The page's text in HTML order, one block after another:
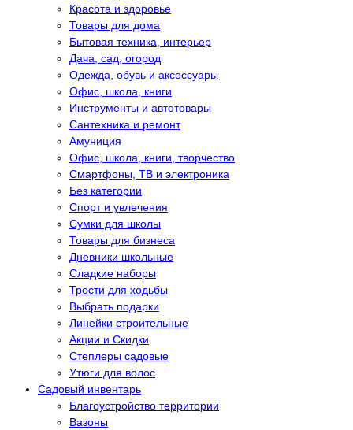
Красота и здоровье
Товары для дома
Бытовая техника, интерьер
Дача, сад, огород
Одежда, обувь и аксессуары
Офис, школа, книги
Инструменты и автотовары
Сантехника и ремонт
Амуниция
Офис, школа, книги, творчество
Смартфоны, ТВ и электроника
Без категории
Спорт и увлечения
Сумки для школы
Товары для бизнеса
Дневники школьные
Сладкие наборы
Трости для ходьбы
Выбрать подарки
Линейки строительные
Акции и Скидки
Степлеры садовые
Утюги для волос
Садовый инвентарь
Благоустройство территории
Вазоны